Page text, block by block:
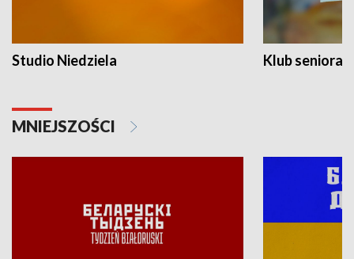
Studio Niedziela Klub seniora
MNIEJSZOŚCI